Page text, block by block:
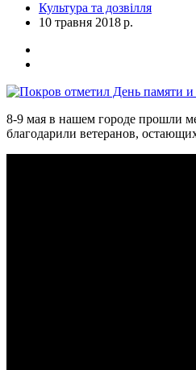
Культура та дозвілля
10 травня 2018 р.
8-9 мая в нашем городе прошли
благодарили ветеранов,